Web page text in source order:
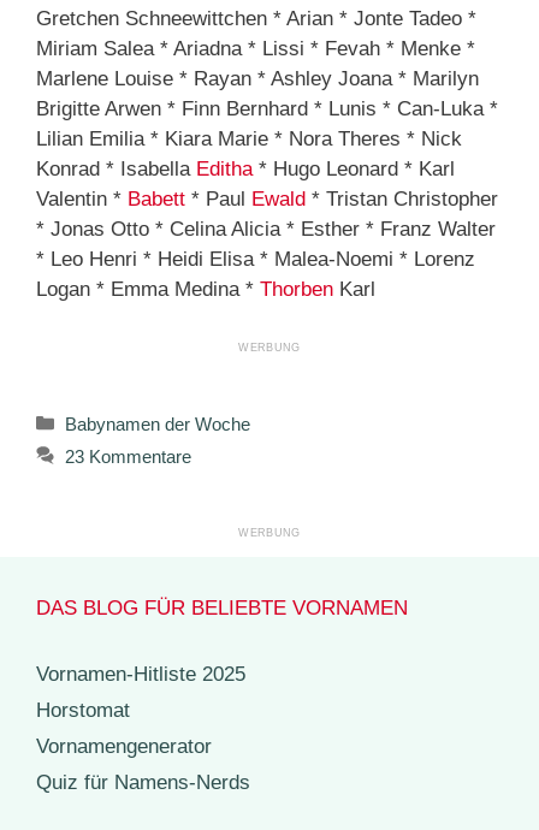
Gretchen Schneewittchen * Arian * Jonte Tadeo *
Miriam Salea * Ariadna * Lissi * Fevah * Menke *
Marlene Louise * Rayan * Ashley Joana * Marilyn
Brigitte Arwen * Finn Bernhard * Lunis * Can-Luka *
Lilian Emilia * Kiara Marie * Nora Theres * Nick
Konrad * Isabella Editha* Hugo Leonard * Karl
Valentin * Babett * Paul Ewald * Tristan Christopher
* Jonas Otto * Celina Alicia * Esther * Franz Walter
* Leo Henri * Heidi Elisa * Malea-Noemi * Lorenz
Logan * Emma Medina * Thorben Karl
Kategorien
Babynamen der Woche
23 Kommentare
DAS BLOG FÜR BELIEBTE VORNAMEN
Vornamen-Hitliste 2025
Horstomat
Vornamengenerator
Quiz für Namens-Nerds